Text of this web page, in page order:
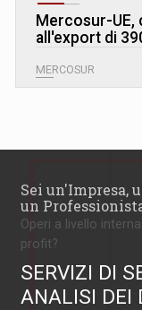
Mercosur-UE,
all'export di
MERCOSUR
Sei un'Impresa,
un
Operi a livello
profit?
SERVIZI DI
ANALISI DEI